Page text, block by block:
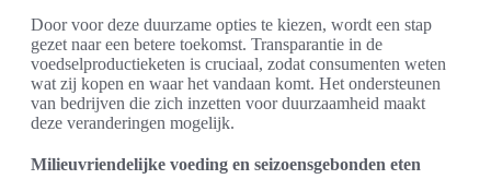
Door voor deze duurzame opties te kiezen, wordt een stap
gezet naar een betere toekomst. Transparantie in de
voedselproductieketen is cruciaal, zodat consumenten weten
wat zij kopen en waar het vandaan komt. Het ondersteunen
van bedrijven die zich inzetten voor duurzaamheid maakt
deze veranderingen mogelijk.
Milieuvriendelijke voeding en seizoensgebonden eten